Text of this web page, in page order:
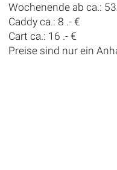
Wochenende ab ca.:
Caddy ca.: 8 .- €
Cart ca.: 16 .- €
Preise sind nur ein